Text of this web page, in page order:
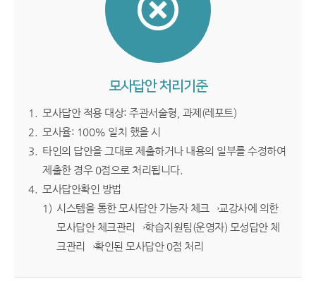
모사답안 처리기준
모사답안 적용 대상: 주관서술형, 과제(레포트)
모사율: 100% 일치 했을 시
타인의 답안을 그대로 제출하거나 내용의 일부를 수정하여
제출한 경우 0점으로 처리됩니다.
모사답안확인 방법
시스템을 통한 모사답안 가능자 체크→교강사에 의한
모사답안 체크관리→학습지원팀(운영자) 모성답안 체
크관리→확인된 모사답안 0점 처리